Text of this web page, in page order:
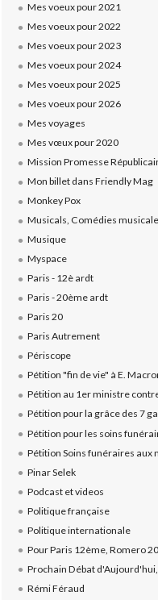
Mes voeux pour 2021
Mes voeux pour 2022
Mes voeux pour 2023
Mes voeux pour 2024
Mes voeux pour 2025
Mes voeux pour 2026
Mes voyages
Mes vœux pour 2020
Mission Promesse
Mon billet dans Friendly Mag
Monkey Pox
Musicals, Comédies
Musique
Myspace
Paris - 12è ardt
Paris - 20ème ardt
Paris 20
Paris Autrement
Périscope
Pétition "fin de vie" à E.
Pétition au 1er ministre
Pétition pour la grâce des 7
Pétition pour les soins
Pétition Soins funéraires aux
Pinar Selek
Podcast et videos
Politique française
Politique internationale
Pour Paris 12ème, Romero
Prochain Débat
Rémi Féraud